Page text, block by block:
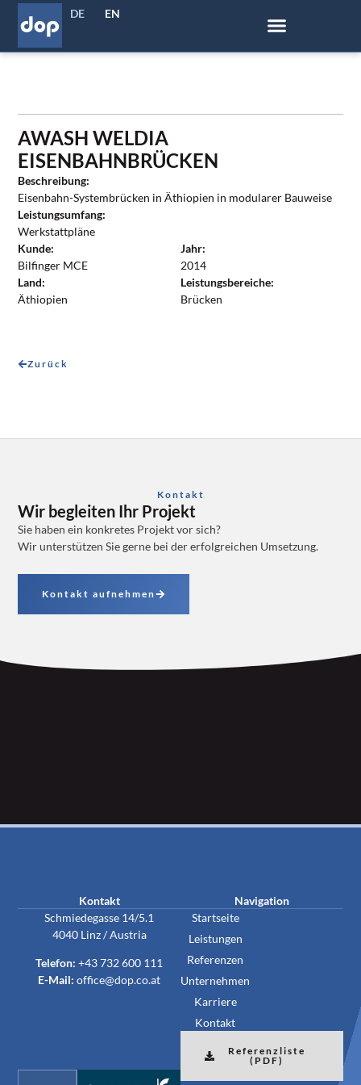
DE EN
AWASH WELDIA
EISENBAHNBRÜCKEN
Beschreibung:
Eisenbahn-Systembrücken in Äthiopien in modularer Bauweise
Leistungsumfang:
Werkstattpläne
Kunde:
Bilfinger MCE
Land:
Äthiopien
Jahr:
2014
Leistungsbereiche:
Brücken
Zurück
Kontakt
Wir begleiten Ihr Projekt
Sie haben ein konkretes Projekt vor sich?
Wir unterstützen Sie gerne bei der erfolgreichen Umsetzung.
Kontakt aufnehmen
Referenzliste
(PDF)
Kontakt
Schmiedegasse 14/5.1
4040 Linz / Austria
Telefon: +43 732 600 111
E-Mail: office@dop.co.at
Navigation
Startseite
Leistungen
Referenzen
Unternehmen
Karriere
Kontakt